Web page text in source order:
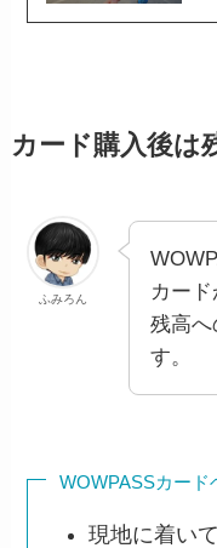
カード購入後は
ふみろん
カード
残高へ
す。
WOWPASSカー
現地に着い